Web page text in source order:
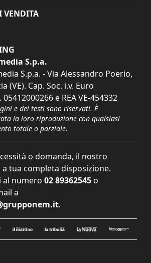
VENDITA
S.p.a.
S.p.a. - Via Alessandro Poerio,
(VE). Cap. Soc. i.v. Euro
05412000266 e REA VE-454332
e dei testi sono riservati. È
la loro riproduzione con qualsiasi
totale o parziale.
o domanda, il nostro
tua completa disposizione.
al numero 02 89362545 o
a
.